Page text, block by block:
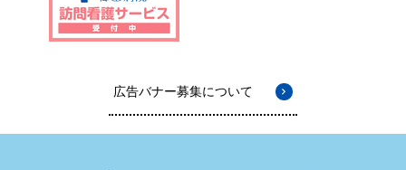
広告バナー募集について